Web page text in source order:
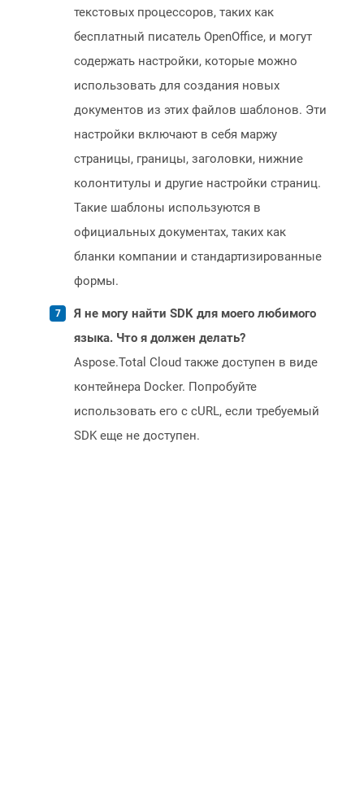
текстовых процессоров, таких как
бесплатный писатель OpenOffice, и могут
содержать настройки, которые можно
использовать для создания новых
документов из этих файлов шаблонов. Эти
настройки включают в себя маржу
страницы, границы, заголовки, нижние
колонтитулы и другие настройки страниц.
Такие шаблоны используются в
официальных документах, таких как
бланки компании и стандартизированные
формы.
Я не могу найти SDK для моего любимого
языка. Что я должен делать?
Aspose.Total Cloud также доступен в виде
контейнера Docker. Попробуйте
использовать его с cURL, если требуемый
SDK еще не доступен.